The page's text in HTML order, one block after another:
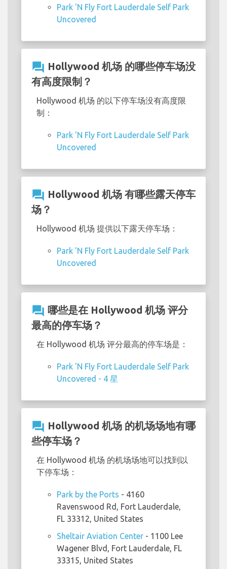
Park 'N Fly Fort Lauderdale Self Park
Uncovered
question_answer Hollywood 机场 的哪些停车场没
有高度限制？
Hollywood 机场 的以下停车场没有高度限
制：
Park 'N Fly Fort Lauderdale Self Park
Uncovered
question_answer Hollywood 机场 有哪些露天停车
场？
Hollywood 机场 提供以下露天停车场：
Park 'N Fly Fort Lauderdale Self Park
Uncovered
question_answer 哪些是在 Hollywood 机场 评分
最高的停车场？
在 Hollywood 机场 评分最高的停车场是：
Park 'N Fly Fort Lauderdale Self Park
Uncovered - 4 星
question_answer Hollywood 机场 的机场场地有哪
些停车场？
在 Hollywood 机场 的机场场地可以找到以
下停车场：
Park by the Ports - 4160
Ravenswood Rd, Fort Lauderdale,
FL 33312, United States
Sheltair Aviation Center - 1100 Lee
Wagener Blvd, Fort Lauderdale, FL
33315, United States